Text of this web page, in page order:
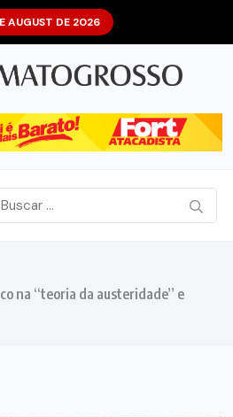
AUGUST DE 2026
na “teoria da austeridade” e